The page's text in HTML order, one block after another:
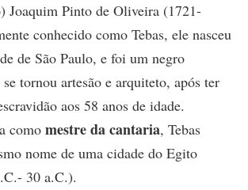
Joaquim Pinto de Oliveira (1721-
conhecido como Tebas, ele nasceu
de São Paulo, e foi um negro
tornou artesão e arquiteto, após ter
aos 58 anos de idade.
como mestre da cantaria, Tebas
nome de uma cidade do Egito
30 a.C.).